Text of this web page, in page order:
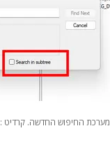
מערכת החיפוש החדשה. קרדיט : blogs.windows.com